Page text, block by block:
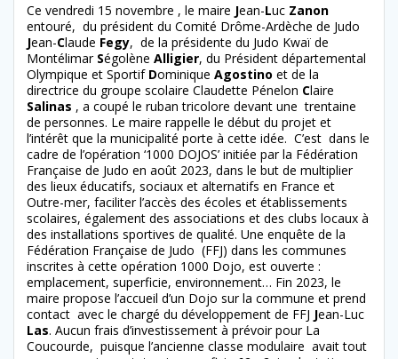
Ce vendredi 15 novembre , le maire Jean-Luc Zanon
entouré, du président du Comité Drôme-Ardèche de Judo
Jean-Claude Fegy, de la présidente du Judo Kwaï de
Montélimar Ségolène Alligier, du Président départemental
Olympique et Sportif Dominique Agostino et de la
directrice du groupe scolaire Claudette Pénelon Claire
Salinas , a coupé le ruban tricolore devant une trentaine
de personnes. Le maire rappelle le début du projet et
l’intérêt que la municipalité porte à cette idée. C’est dans le
cadre de l’opération ‘1000 DOJOS’ initiée par la Fédération
Française de Judo en août 2023, dans le but de multiplier
des lieux éducatifs, sociaux et alternatifs en France et
Outre-mer, faciliter l’accès des écoles et établissements
scolaires, également des associations et des clubs locaux à
des installations sportives de qualité. Une enquête de la
Fédération Française de Judo (FFJ) dans les communes
inscrites à cette opération 1000 Dojo, est ouverte :
emplacement, superficie, environnement… Fin 2023, le
maire propose l’accueil d’un Dojo sur la commune et prend
contact avec le chargé du développement de FFJ Jean-Luc
Las. Aucun frais d’investissement à prévoir pour La
Coucourde, puisque l’ancienne classe modulaire avait tout